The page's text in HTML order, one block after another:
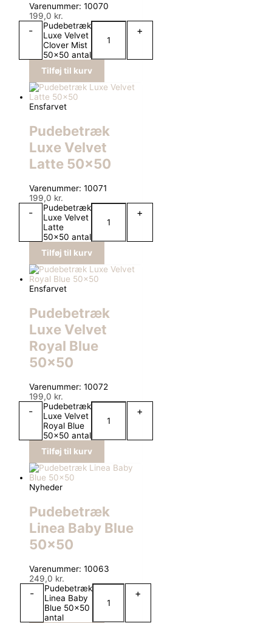
Varenummer: 10070
199,0 kr.
-
Pudebetræk
Luxe Velvet
Clover Mist
50x50 antal
+
Tilføj til kurv
Ensfarvet
Pudebetræk
Luxe Velvet
Latte 50×50
Varenummer: 10071
199,0 kr.
-
Pudebetræk
Luxe Velvet
Latte
50x50 antal
+
Tilføj til kurv
Ensfarvet
Pudebetræk
Luxe Velvet
Royal Blue
50×50
Varenummer: 10072
199,0 kr.
-
Pudebetræk
Luxe Velvet
Royal Blue
50x50 antal
+
Tilføj til kurv
Nyheder
Pudebetræk
Linea Baby Blue
50×50
Varenummer: 10063
249,0 kr.
-
Pudebetræk
Linea Baby
Blue 50x50
antal
+